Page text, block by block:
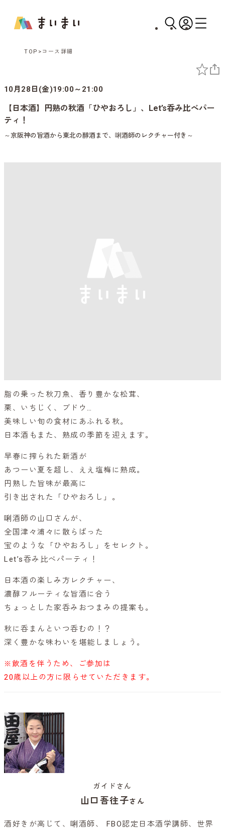
TOP コース詳細
10月28日(金)19:00～21:00
【日本酒】円熟の秋酒「ひやおろし」、Let’s呑み比べパー
ティ！
～京阪神の旨酒から東北の醇酒まで、唎酒師のレクチャー付き～
脂の乗った秋刀魚、香り豊かな松茸、
栗、いちじく、ブドウ…
美味しい旬の食材にあふれる秋。
日本酒もまた、熟成の季節を迎えます。
早春に搾られた新酒が
あつーい夏を超し、ええ塩梅に熟成。
円熟した旨味が最高に
引き出された「ひやおろし」。
唎酒師の山口さんが、
全国津々浦々に散らばった
宝のような「ひやおろし」をセレクト。
Let’s呑み比べパーティ！
日本酒の楽しみ方レクチャー、
濃醇フルーティな旨酒に合う
ちょっとした家呑みおつまみの提案も。
秋に呑まんといつ呑むの！？
深く豊かな味わいを堪能しましょう。
※飲酒を伴うため、ご参加は
20歳以上の方に限らせていただきます。
ガイドさん
山口吾往子さん
酒好きが高じて、唎酒師、 FBO認定日本酒学講師、世界